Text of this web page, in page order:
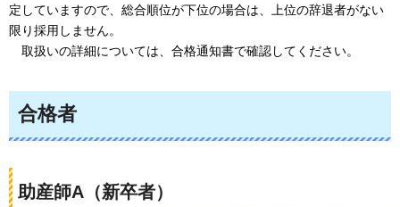
定していますので、総合順位が下位の場合は、上位の辞退者がない
限り採用しません。
取扱いの詳細については、合格通知書で確認してください。
合格者
助産師A（新卒者）